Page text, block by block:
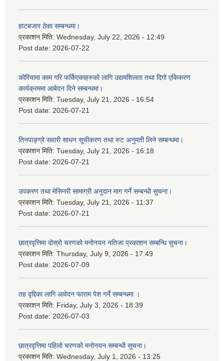
हाटबजार ठेका सम्बन्धमा।
प्रकाशन मिति: Wednesday, July 22, 2026 - 12:49
Post date: 2026-07-22
कोरियामा काम गरि फर्किएकाहरुको लागि उद्यमशिलता तथा दिगो एकिकरण
कार्यक्रममा आबेदन दिने सम्बन्धमा।
प्रकाशन मिति: Tuesday, July 21, 2026 - 16:54
Post date: 2026-07-21
तिनपाङ्ग्रे सवारी साधन सूचीकरण तथा रुट अनुमती लिने सम्बन्धमा।
प्रकाशन मिति: Tuesday, July 21, 2026 - 16:18
Post date: 2026-07-21
उपकरण तथा मेसिनरी सामाग्री अनुदान माग गर्ने सम्बन्धी सुचना।
प्रकाशन मिति: Tuesday, July 21, 2026 - 11:37
Post date: 2026-07-21
छात्रवृत्तिमा दोस्रो चरणको मनोनयन नतिजा प्रकाशन सम्बन्धि सुचना।
प्रकाशन मिति: Thursday, July 9, 2026 - 17:49
Post date: 2026-07-09
तह वृद्दिका लागि आवेदन फाराम पेश गर्ने सम्बन्धमा ।
प्रकाशन मिति: Friday, July 3, 2026 - 18:39
Post date: 2026-07-03
छात्रवृत्तिमा पहिलो चरणको मनोनयन सम्बन्धी सुचना।
प्रकाशन मिति: Wednesday, July 1, 2026 - 13:25